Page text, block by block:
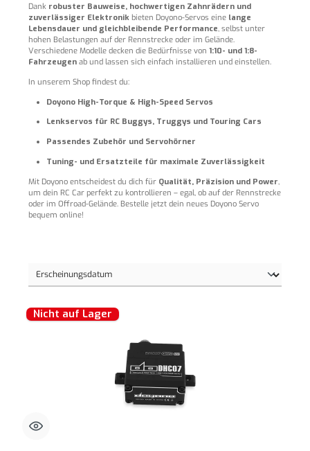
Dank robuster Bauweise, hochwertigen Zahnrädern und
zuverlässiger Elektronik bieten Doyono-Servos eine lange
Lebensdauer und gleichbleibende Performance, selbst unter
hohen Belastungen auf der Rennstrecke oder im Gelände.
Verschiedene Modelle decken die Bedürfnisse von 1:10- und 1:8-
Fahrzeugen ab und lassen sich einfach installieren und einstellen.
In unserem Shop findest du:
Doyono High-Torque & High-Speed Servos
Lenkservos für RC Buggys, Truggys und Touring Cars
Passendes Zubehör und Servohörner
Tuning- und Ersatzteile für maximale Zuverlässigkeit
Mit Doyono entscheidest du dich für Qualität, Präzision und Power,
um dein RC Car perfekt zu kontrollieren – egal, ob auf der Rennstrecke
oder im Offroad-Gelände. Bestelle jetzt dein neues Doyono Servo
bequem online!
Nicht auf Lager